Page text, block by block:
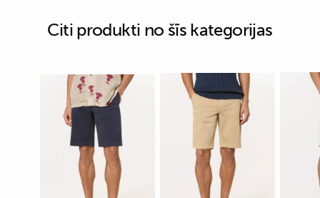
Citi produkti no šīs kategorijas